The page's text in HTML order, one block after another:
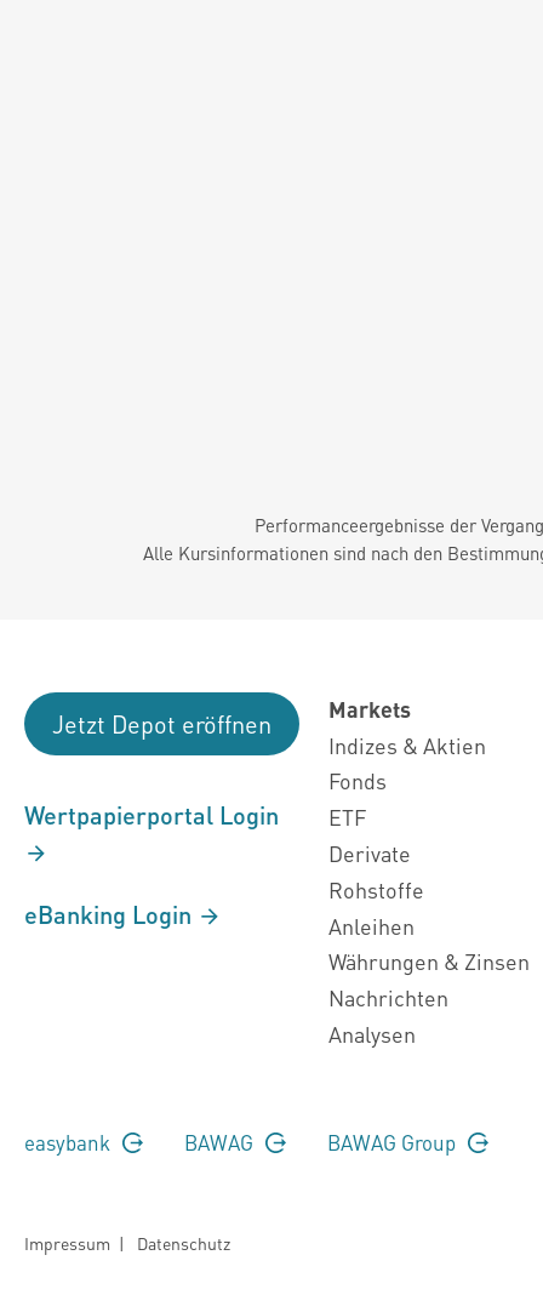
Performanceergebnisse der
Alle Kursinformationen sind nach den
Jetzt Depot eröffnen
Wertpapierportal Login
eBanking Login
Markets
Indizes & Aktien
Fonds
ETF
Derivate
Rohstoffe
Anleihen
Währungen & Zinsen
Nachrichten
Analysen
easybank BAWAG BAWAG Group
Impressum | Datenschutz